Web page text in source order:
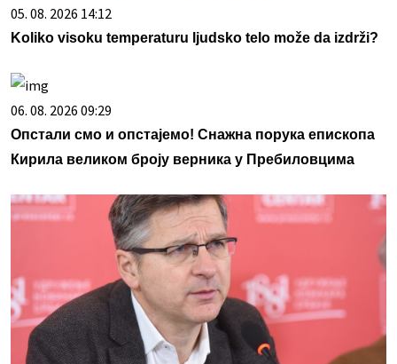
05. 08. 2026 14:12
Koliko visoku temperaturu ljudsko telo može da izdrži?
06. 08. 2026 09:29
Опстали смо и опстајемо! Снажна порука епископа
Кирила великом броју верника у Пребиловцима